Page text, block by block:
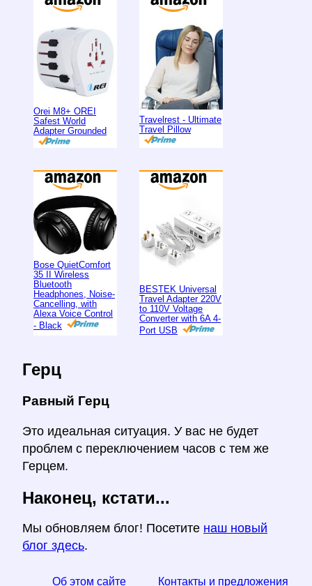
Orei M8+ OREI
Safest World
Adapter Grounded
Travelrest - Ultimate
Travel Pillow
Bose QuietComfort
35 II Wireless
Bluetooth
Headphones, Noise-
Cancelling, with
Alexa Voice Control
- Black
BESTEK Universal
Travel Adapter 220V
to 110V Voltage
Converter with 6A 4-
Port USB
Герц
Равный Герц
Это идеальная ситуация. У вас не будет
проблем с переключением часов с тем же
Герцем.
Наконец, кстати...
Мы обновляем блог! Посетите наш новый
блог здесь.
Об этом сайте Контакты и предложения